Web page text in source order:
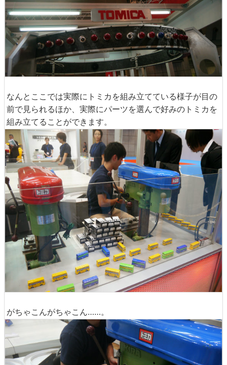
なんとここでは実際にトミカを組み立てている様子が目の
前で見られるほか、実際にパーツを選んで好みのトミカを
組み立てることができます。
がちゃこんがちゃこん……。